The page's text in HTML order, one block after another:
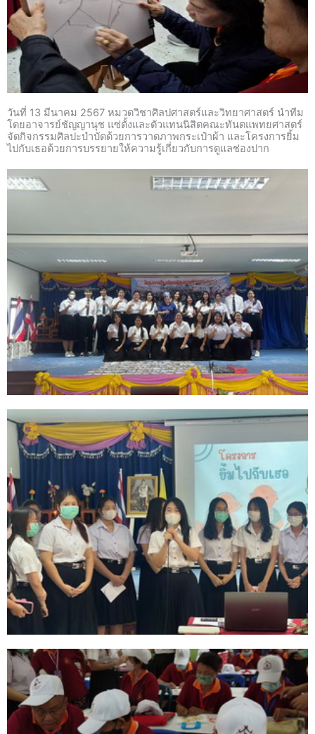
วันที่ 13 มีนาคม 2567 หมวดวิชาศิลปศาสตร์และวิทยาศาสตร์ นำทีม
โดยอาจารย์ชัญญานุช แซ่ตั้งและตัวแทนนิสิตคณะทันตแพทยศาสตร์
จัดกิจกรรมศิลปะบำบัดด้วยการวาดภาพกระเป๋าผ้า และโครงการยิ้ม
ไปกับเธอด้วยการบรรยายให้ความรู้เกี่ยวกับการดูแลช่องปาก